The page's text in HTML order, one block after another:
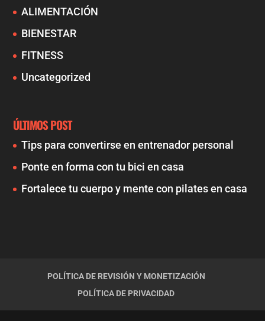
ALIMENTACIÓN
BIENESTAR
FITNESS
Uncategorized
ÚLTIMOS POST
Tips para convertirse en entrenador personal
Ponte en forma con tu bici en casa
Fortalece tu cuerpo y mente con pilates en casa
POLÍTICA DE REVISIÓN Y MONETIZACIÓN
POLÍTICA DE PRIVACIDAD